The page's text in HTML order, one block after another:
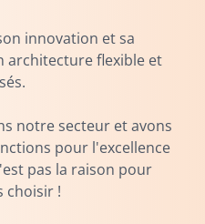
innovation et sa
architecture flexible et
notre secteur et avons
pour l'excellence
pas la raison pour
choisir !